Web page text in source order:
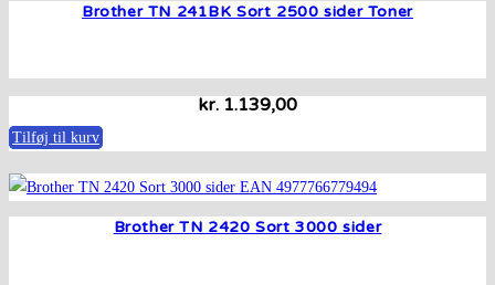
Brother TN 241BK Sort 2500 sider Toner
kr. 1.139,00
Tilføj til kurv
Brother TN 2420 Sort 3000 sider